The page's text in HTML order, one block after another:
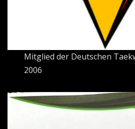
Mitglied der Deutschen
2006